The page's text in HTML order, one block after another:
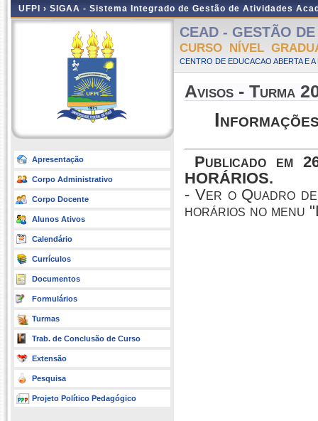
UFPI › SIGAA - Sistema Integrado de Gestão de Atividades
Apresentação
Corpo Administrativo
Corpo Docente
Alunos Ativos
Calendário
Currículos
Documentos
Formulários
Turmas
Trab. de Conclusão de Curso
Extensão
Pesquisa
Projeto Político Pedagógico
CEAD - GESTÃO
CURSO NÍVEL
CENTRO DE EDUCACAO ABERTA E
Avisos - Turma
Publicado em
HORÁRIOS.
- Ver o Quadro
horários no menu